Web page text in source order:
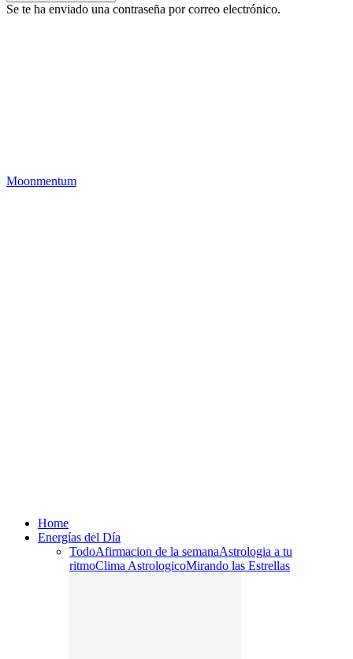
Se te ha enviado una contraseña por correo electrónico.
Moonmentum
Home
Energías del Día
TodoAfirmacion de la semanaAstrologia a tu
ritmoClima AstrologicoMirando las Estrellas